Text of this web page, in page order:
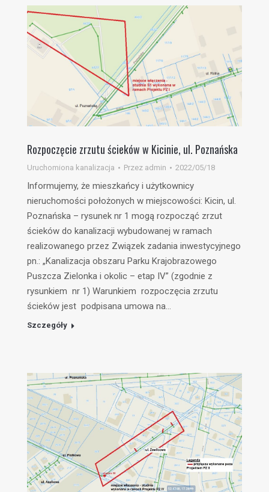
Rozpoczęcie zrzutu ścieków w Kicinie, ul. Poznańska
Uruchomiona kanalizacja Przez admin 2022/05/18
Informujemy, że mieszkańcy i użytkownicy
nieruchomości położonych w miejscowości: Kicin, ul.
Poznańska – rysunek nr 1 mogą rozpocząć zrzut
ścieków do kanalizacji wybudowanej w ramach
realizowanego przez Związek zadania inwestycyjnego
pn.: „Kanalizacja obszaru Parku Krajobrazowego
Puszcza Zielonka i okolic – etap IV” (zgodnie z
rysunkiem nr 1) Warunkiem rozpoczęcia zrzutu
ścieków jest podpisana umowa na…
Szczegóły